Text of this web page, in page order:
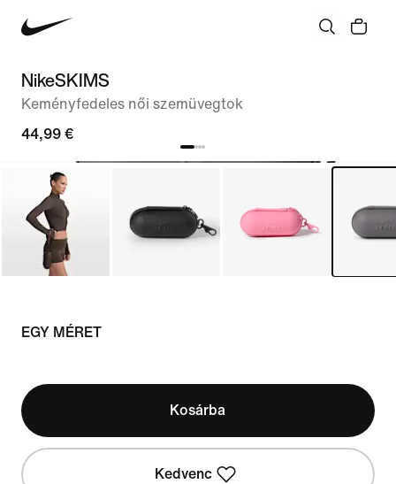
NikeSKIMS
Keményfedeles női szemüvegtok
44,99 €
EGY MÉRET
Kosárba
Kedvenc